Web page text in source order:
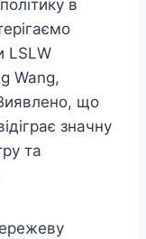
в
LSLW
Wang,
що
значну
та